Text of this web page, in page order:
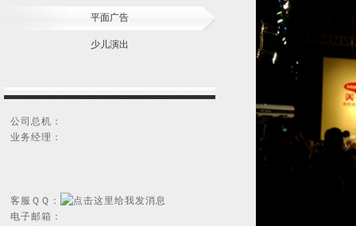
平面广告
少儿演出
公司总机：
业务经理：
客服ＱＱ：
电子邮箱：